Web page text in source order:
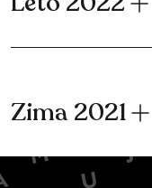
Zima 2021